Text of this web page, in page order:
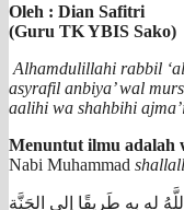
Oleh : Dian Safitri
(Guru TK YBIS Sako)
Alhamdulillahi rabbil
asyrafil anbiya’ wal
aalihi wa shahbihi
Menuntut ilmu adalah
Nabi Muhammad
له به طَرِيقًا إلى الجَنَّةِ